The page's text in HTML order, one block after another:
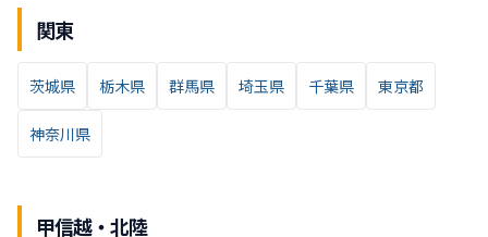
関東
茨城県 栃木県 群馬県 埼玉県 千葉県 東京都
神奈川県
甲信越・北陸